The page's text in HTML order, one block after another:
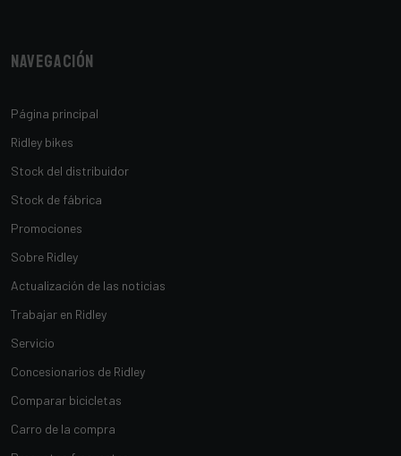
Navegación
Página principal
Ridley bikes
Stock del distribuidor
Stock de fábrica
Promociones
Sobre Ridley
Actualización de las noticias
Trabajar en Ridley
Servicio
Concesionarios de Ridley
Comparar bicicletas
Carro de la compra